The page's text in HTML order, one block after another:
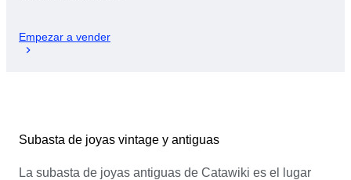
Empezar a vender
Subasta de joyas vintage y antiguas
La subasta de joyas antiguas de Catawiki es el lugar